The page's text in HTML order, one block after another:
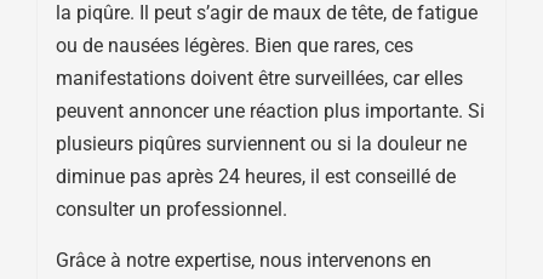
la piqûre. Il peut s’agir de maux de tête, de fatigue
ou de nausées légères. Bien que rares, ces
manifestations doivent être surveillées, car elles
peuvent annoncer une réaction plus importante. Si
plusieurs piqûres surviennent ou si la douleur ne
diminue pas après 24 heures, il est conseillé de
consulter un professionnel.
Grâce à notre expertise, nous intervenons en